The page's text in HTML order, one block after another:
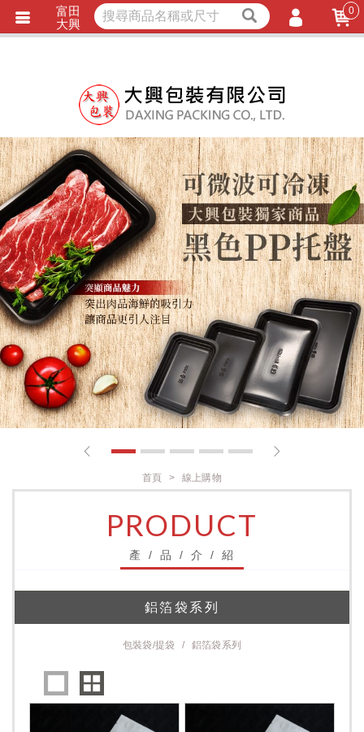
立即詢價 LINE詢問
1 2 3 4 5
首頁 線上購物
PRODUCT
產 / 品 / 介 / 紹
鋁箔袋系列
包裝袋/提袋 鋁箔袋系列
富田
大興
0
會員註冊
忘記密碼
訂單查詢
TRACK LISTING追 / 蹤 / 清 / 單
匯款通知
獨家商品 耐熱內襯